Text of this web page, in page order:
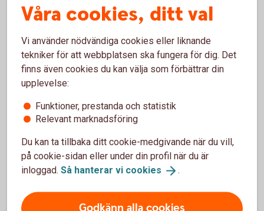
Vanliga frågor om att försäkra
Skoda
Trafik, hel och halv – vad är det för skillnad på
försäkringarna?
gälla?
Om man övningskör och olyckan är framme,
täcker bilförsäkringen då?
Våra cookies, ditt val
Vi använder nödvändiga cookies eller liknande
tekniker för att webbplatsen ska fungera för dig. Det
finns även cookies du kan välja som förbättrar din
upplevelse:
Funktioner, prestanda och statistik
Relevant marknadsföring
Du kan ta tillbaka ditt cookie-medgivande när du vill,
på cookie-sidan eller under din profil när du är
inloggad. Så hanterar vi cookies .
Godkänn alla cookies